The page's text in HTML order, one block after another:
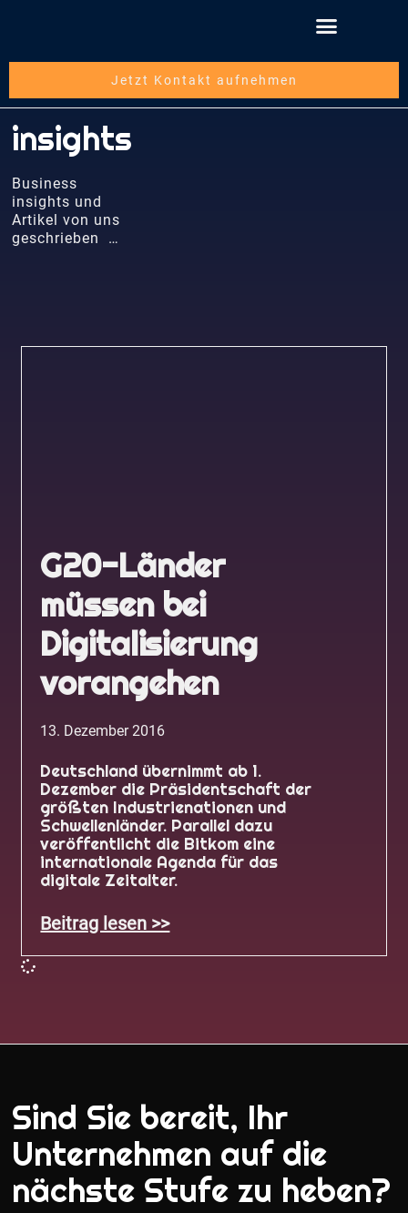
Jetzt Kontakt aufnehmen
insights
Business
insights und
Artikel von uns
geschrieben …
G20-Länder
müssen bei
Digitalisierung
vorangehen
13. Dezember 2016
Deutschland übernimmt ab 1.
Dezember die Präsidentschaft der
größten Industrienationen und
Schwellenländer. Parallel dazu
veröffentlicht die Bitkom eine
internationale Agenda für das
digitale Zeitalter.
Beitrag lesen >>
Sind Sie bereit, Ihr
Unternehmen auf die
nächste Stufe zu heben?